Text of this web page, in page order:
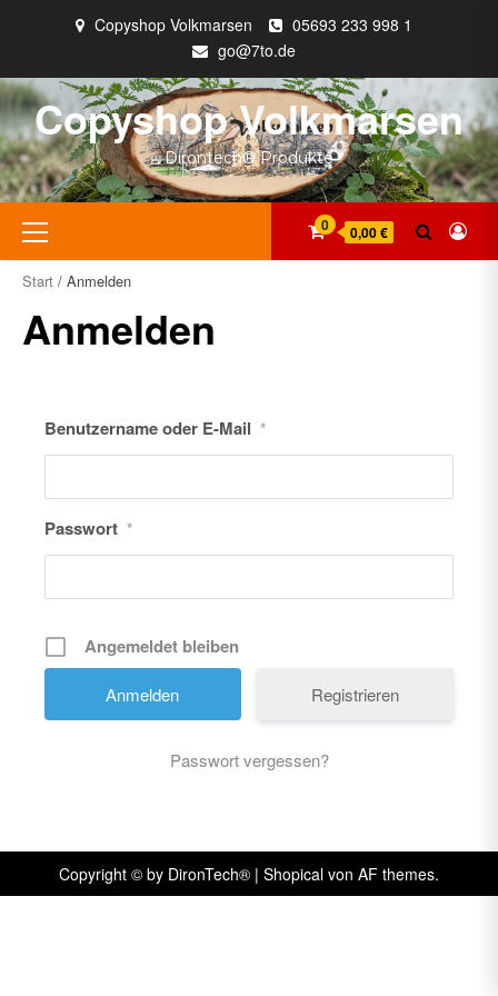
Copyshop Volkmarsen
05693 233 998 1
go@7to.de
Copyshop Volkmarsen
Dirontech® Produkte
Primäres
Menü
0 0,00 €
Start / Anmelden
Anmelden
Benutzername oder E-Mail *
Passwort *
Angemeldet bleiben
Registrieren
Passwort vergessen?
Copyright © by DironTech® | Shopical von AF themes.